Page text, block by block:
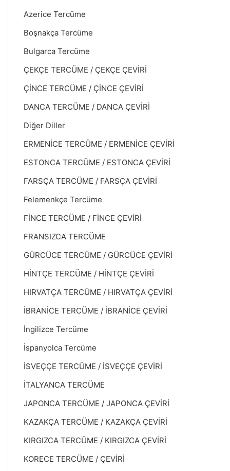
Azerice Tercüme
Boşnakça Tercüme
Bulgarca Tercüme
ÇEKÇE TERCÜME / ÇEKÇE ÇEVİRİ
ÇİNCE TERCÜME / ÇİNCE ÇEVİRİ
DANCA TERCÜME / DANCA ÇEVİRİ
Diğer Diller
ERMENİCE TERCÜME / ERMENİCE ÇEVİRİ
ESTONCA TERCÜME / ESTONCA ÇEVİRİ
FARSÇA TERCÜME / FARSÇA ÇEVİRİ
Felemenkçe Tercüme
FİNCE TERCÜME / FİNCE ÇEVİRİ
FRANSIZCA TERCÜME
GÜRCÜCE TERCÜME / GÜRCÜCE ÇEVİRİ
HİNTÇE TERCÜME / HİNTÇE ÇEVİRİ
HIRVATÇA TERCÜME / HIRVATÇA ÇEVİRİ
İBRANİCE TERCÜME / İBRANİCE ÇEVİRİ
İngilizce Tercüme
İspanyolca Tercüme
İSVEÇÇE TERCÜME / İSVEÇÇE ÇEVİRİ
İTALYANCA TERCÜME
JAPONCA TERCÜME / JAPONCA ÇEVİRİ
KAZAKÇA TERCÜME / KAZAKÇA ÇEVİRİ
KIRGIZCA TERCÜME / KIRGIZCA ÇEVİRİ
KORECE TERCÜME / ÇEVİRİ